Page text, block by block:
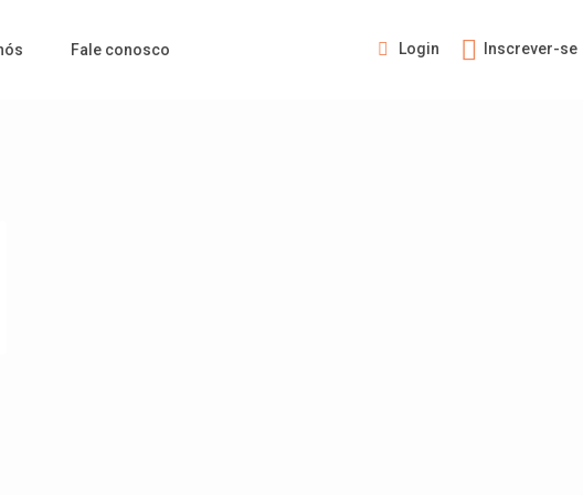
Login Inscrever-se
Fale conosco